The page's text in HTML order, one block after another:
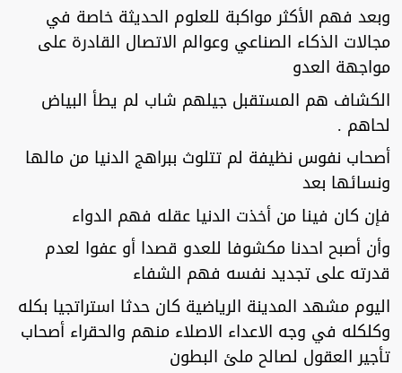
وبعد فهم الأكثر مواكبة للعلوم الحديثة خاصة في
مجالات الذكاء الصناعي وعوالم الاتصال القادرة على
مواجهة العدو
الكشاف هم المستقبل جيلهم شاب لم يطأ البياض
لحاهم .
أصحاب نفوس نظيفة لم تتلوث ببراهج الدنيا من مالها
ونسائها بعد
فإن كان فينا من أخذت الدنيا عقله فهم الدواء
وأن أصبح احدنا مكشوفا للعدو قصدا أو عفوا لعدم
قدرته على تجديد نفسه فهم الشفاء
اليوم مشهد المدينة الرياضية كان حدثا استراتجيا بكله
وكلكله في وجه الاعداء الاصلاء منهم والحقراء أصحاب
تأجير العقول لصالح ملئ البطون